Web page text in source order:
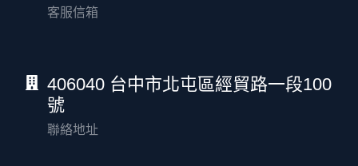
客服信箱
406040 台中市北屯區經貿路一段100
號
聯絡地址